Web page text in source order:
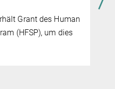
Grant des Human
(HFSP), um dies